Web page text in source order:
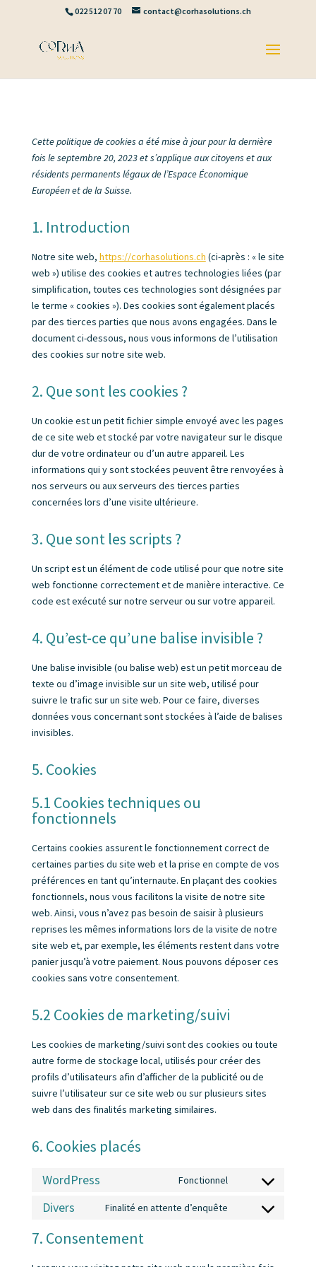
022 512 07 70 contact@corhasolutions.ch
Cette politique de cookies a été mise à jour pour la dernière
fois le septembre 20, 2023 et s’applique aux citoyens et aux
résidents permanents légaux de l’Espace Économique
Européen et de la Suisse.
1. Introduction
Notre site web, https://corhasolutions.ch (ci-après : « le site
web ») utilise des cookies et autres technologies liées (par
simplification, toutes ces technologies sont désignées par
le terme « cookies »). Des cookies sont également placés
par des tierces parties que nous avons engagées. Dans le
document ci-dessous, nous vous informons de l’utilisation
des cookies sur notre site web.
2. Que sont les cookies ?
Un cookie est un petit fichier simple envoyé avec les pages
de ce site web et stocké par votre navigateur sur le disque
dur de votre ordinateur ou d’un autre appareil. Les
informations qui y sont stockées peuvent être renvoyées à
nos serveurs ou aux serveurs des tierces parties
concernées lors d’une visite ultérieure.
3. Que sont les scripts ?
Un script est un élément de code utilisé pour que notre site
web fonctionne correctement et de manière interactive. Ce
code est exécuté sur notre serveur ou sur votre appareil.
4. Qu’est-ce qu’une balise invisible ?
Une balise invisible (ou balise web) est un petit morceau de
texte ou d’image invisible sur un site web, utilisé pour
suivre le trafic sur un site web. Pour ce faire, diverses
données vous concernant sont stockées à l’aide de balises
invisibles.
5. Cookies
5.1 Cookies techniques ou
fonctionnels
Certains cookies assurent le fonctionnement correct de
certaines parties du site web et la prise en compte de vos
préférences en tant qu’internaute. En plaçant des cookies
fonctionnels, nous vous facilitons la visite de notre site
web. Ainsi, vous n’avez pas besoin de saisir à plusieurs
reprises les mêmes informations lors de la visite de notre
site web et, par exemple, les éléments restent dans votre
panier jusqu’à votre paiement. Nous pouvons déposer ces
cookies sans votre consentement.
5.2 Cookies de marketing/suivi
Les cookies de marketing/suivi sont des cookies ou toute
autre forme de stockage local, utilisés pour créer des
profils d’utilisateurs afin d’afficher de la publicité ou de
suivre l’utilisateur sur ce site web ou sur plusieurs sites
web dans des finalités marketing similaires.
6. Cookies placés
WordPress Fonctionnel
Consent
Divers Finalité en attente d’enquête
Consent
divers
7. Consentement